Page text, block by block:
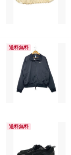
送料無料
送料無料